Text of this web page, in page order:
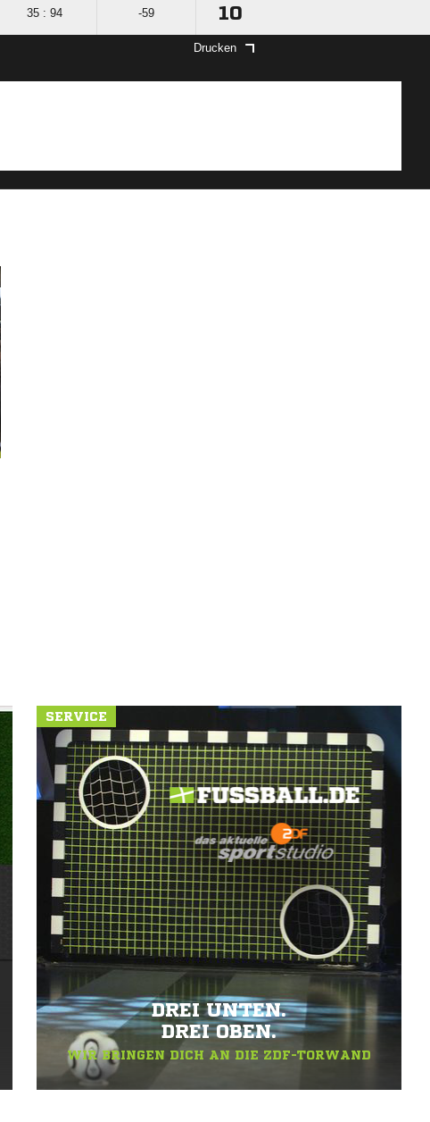
35 : 94 -59 10
Drucken
SERVICE
DREI UNTEN.
DREI OBEN.
WIR BRINGEN DICH AN DIE ZDF-TORWAND